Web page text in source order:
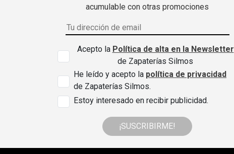
acumulable con otras promociones
Acepto la Política de alta en la Newsletter
de Zapaterías Silmos
He leído y acepto la política de privacidad
de Zapaterías Silmos.
Estoy interesado en recibir publicidad.
¡SUSCRIBIRME!